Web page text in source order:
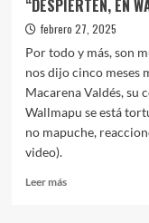
“DESPIERTEN, EN
febrero 27, 2025
Por todo y más, son
nos dijo cinco meses
Macarena Valdés, su
Wallmapu se está
no mapuche,
video).
Leer másLeer